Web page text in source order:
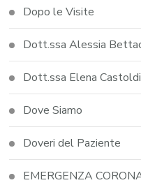
Dopo le Visite
Dott.ssa Alessia
Dott.ssa Elena Castoldi
Dove Siamo
Doveri del Paziente
EMERGENZA